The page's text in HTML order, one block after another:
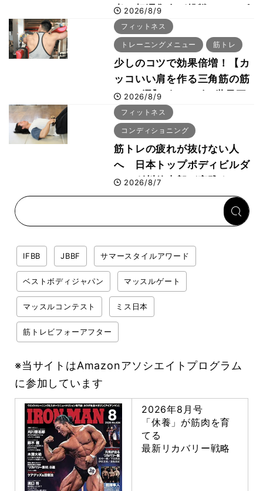
者・相澤隼人が挑戦 バーピ
ーでは驚異の種目2位
2026/8/9
フィットネス
トレーニングメニュー 筋トレ
少しのコツで効果倍増！【カ
ッコいい肩を作る三角筋の筋
トレ6選】ボディビル世界王
者が解説！
2026/8/9
フィットネス
コンディショニング
筋トレの疲れが抜けない人
へ 日本トップボディビルダ
ー・刈川啓志郎が実践する
「回復習慣」
2026/8/7
IFBB JBBF サマースタイルアワード
ベストボディジャパン マッスルゲート
マッスルコンテスト ミス日本
筋トレビフォーアフター
※当サイトはAmazonアソシエイトプログラム
に参加しています
2026年8月号
「休養」が筋肉を育
てる
最新リカバリー戦略